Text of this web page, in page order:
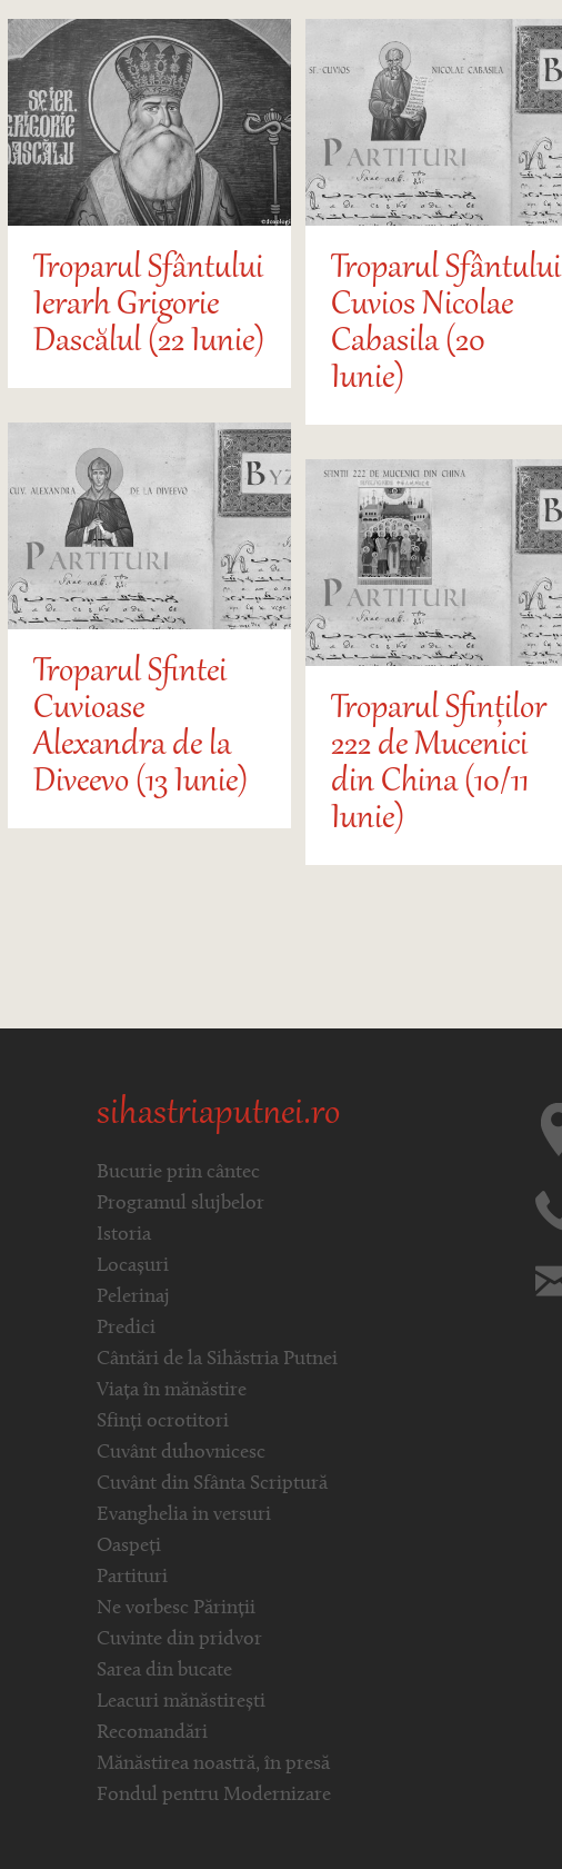
Troparul Sfântului
Ierarh Grigorie
Dascălul (22 Iunie)
Troparul Sfântului
Cuvios Nicolae
Cabasila (20
Iunie)
Troparul Sfintei
Cuvioase
Alexandra de la
Diveevo (13 Iunie)
Troparul Sfinților
222 de Mucenici
din China (10/11
Iunie)
sihastriaputnei.ro
Bucurie prin cântec
Programul slujbelor
Istoria
Locașuri
Pelerinaj
Predici
Cântări de la Sihăstria Putnei
Viața în mănăstire
Sfinți ocrotitori
Cuvânt duhovnicesc
Cuvânt din Sfânta Scriptură
Evanghelia in versuri
Oaspeți
Partituri
Ne vorbesc Părinții
Cuvinte din pridvor
Sarea din bucate
Leacuri mănăstirești
Recomandări
Mănăstirea noastră, în presă
Fondul pentru Modernizare